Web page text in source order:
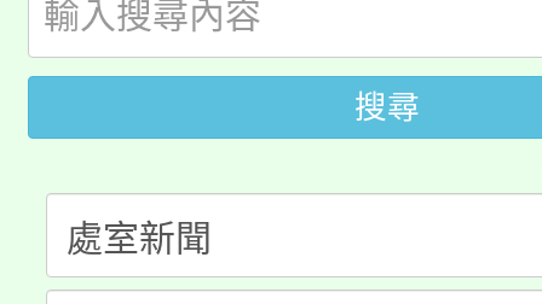
代理(課)教師甄選結果(
轉知中國文化大學推廣
《TA101》溝通分析基
心理、諮商輔導、社會
轉知苗栗縣政府辦理
門員」簡章及活動海報
踴躍報名參加。
桃園市115學年度學生
要點
「桃園市補助參觀特色
展演活動實施計畫」
115年度「教育部表揚
搜尋